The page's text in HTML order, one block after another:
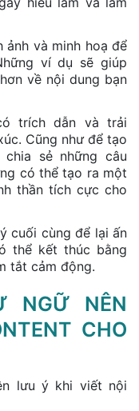
ảnh và minh hoạ để
ví dụ sẽ giúp
về nội dung bạn
trích dẫn và trải
Cũng như để tạo
sẻ những câu
có thể tạo ra một
thần tích cực cho
cuối cùng để lại ấn
thể kết thúc bằng
tắt cảm động.
NGỮ NÊN
CHO
lưu ý khi viết nội